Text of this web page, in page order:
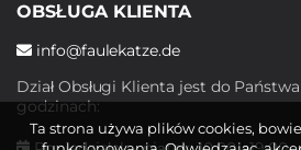
OBSŁUGA KLIENTA
info@faulekatze.de
Dział Obsługi Klienta jest do
godzinach:
Ta strona używa plików cookies,